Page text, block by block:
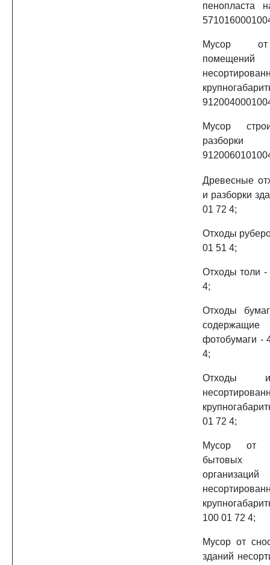
пенопласта
Мусор
помещений
Мусор
Древесные
и разборки
01 72 4;
Отходы
01 51 4;
Отходы толи
4;
Отходы
фотобумаги -
4;
Отходы
01 72 4;
Мусор от
бытовых
организаций
100 01 72 4;
Мусор от
зданий